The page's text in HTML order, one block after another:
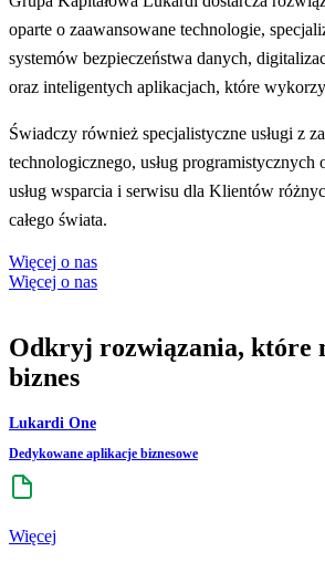
oparte o zaawansowane technologie,
systemów bezpieczeństwa danych,
oraz inteligentych aplikacjach, które
Świadczy również specjalistyczne usługi z
technologicznego, usług programistycznych
usług wsparcia i serwisu dla Klientów
całego świata.
Więcej o nas
Więcej o nas
Odkryj rozwiązania, które
biznes
Lukardi One
Dedykowane aplikacje biznesowe
Więcej